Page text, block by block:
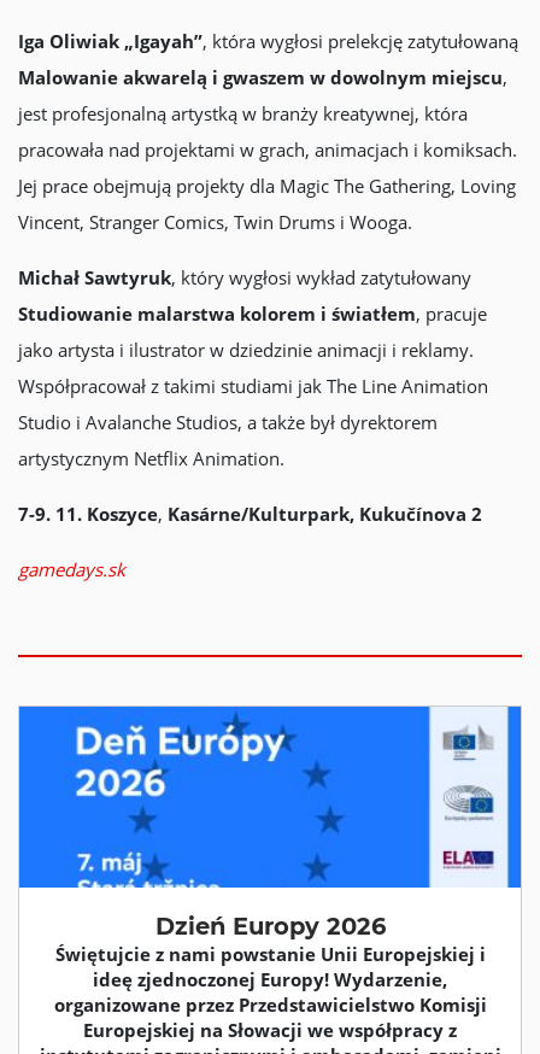
Iga Oliwiak „Igayah”, która wygłosi prelekcję zatytułowaną
Malowanie akwarelą i gwaszem w dowolnym miejscu,
jest profesjonalną artystką w branży kreatywnej, która
pracowała nad projektami w grach, animacjach i komiksach.
Jej prace obejmują projekty dla Magic The Gathering, Loving
Vincent, Stranger Comics, Twin Drums i Wooga.
Michał Sawtyruk, który wygłosi wykład zatytułowany
Studiowanie malarstwa kolorem i światłem, pracuje
jako artysta i ilustrator w dziedzinie animacji i reklamy.
Współpracował z takimi studiami jak The Line Animation
Studio i Avalanche Studios, a także był dyrektorem
artystycznym Netflix Animation.
7-9. 11. Koszyce, Kasárne/Kulturpark, Kukučínova 2
gamedays.sk
Dzień Europy 2026
Świętujcie z nami powstanie Unii Europejskiej i
ideę zjednoczonej Europy! Wydarzenie,
organizowane przez Przedstawicielstwo Komisji
Europejskiej na Słowacji we współpracy z